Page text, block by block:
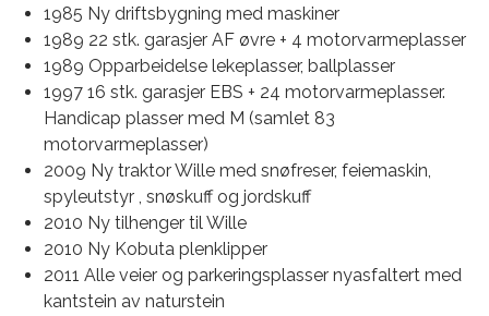
1985 Ny driftsbygning med maskiner
1989 22 stk. garasjer AF øvre + 4 motorvarmeplasser
1989 Opparbeidelse lekeplasser, ballplasser
1997 16 stk. garasjer EBS + 24 motorvarmeplasser.
Handicap plasser med M (samlet 83
motorvarmeplasser)
2009 Ny traktor Wille med snøfreser, feiemaskin,
spyleutstyr , snøskuff og jordskuff
2010 Ny tilhenger til Wille
2010 Ny Kobuta plenklipper
2011 Alle veier og parkeringsplasser nyasfaltert med
kantstein av naturstein